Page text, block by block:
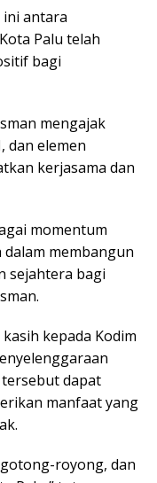
ini antara
Palu telah
bagi
mengajak
dan elemen
kerjasama dan
momentum
membangun
sejahtera bagi
kepada Kodim
dapat
manfaat yang
royong, dan